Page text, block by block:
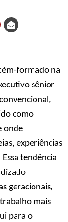
formado na
sênior
como
onde
experiências
tendência
geracionais,
mais
para o